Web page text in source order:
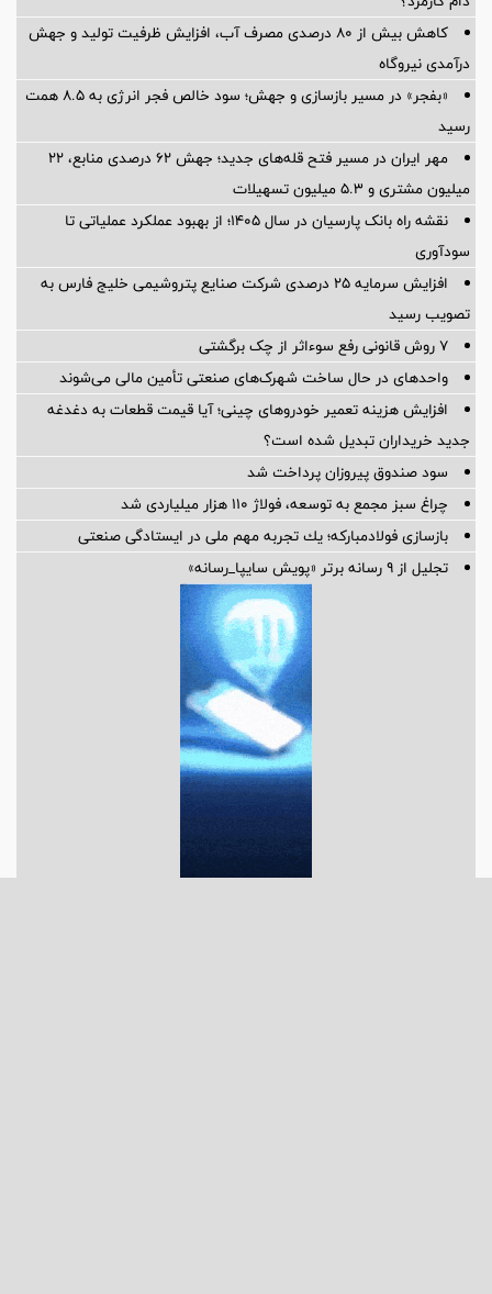
کاهش بیش از ۸۰ درصدی مصرف آب، افزایش ظرفیت تولید و جهش
درآمدی نیروگاه
«بفجر» در مسیر بازسازی و جهش؛ سود خالص فجر انرژی به ۸.۵ همت
رسید
مهر ایران در مسیر فتح قله‌های جدید؛ جهش ۶۲ درصدی منابع، ۲۲
میلیون مشتری و ۵.۳ میلیون تسهیلات
نقشه راه بانک پارسیان در سال ۱۴۰۵؛ از بهبود عملکرد عملیاتی تا
سودآوری
افزایش سرمایه ۲۵ درصدی شرکت صنایع پتروشیمی خلیج فارس به
تصویب رسید
۷ روش قانونی رفع سوء‌اثر از چک برگشتی
واحدهای در حال ساخت شهرک‌های صنعتی تأمین مالی می‌شوند
افزایش هزینه تعمیر خودروهای چینی؛ آیا قیمت قطعات به دغدغه
جدید خریداران تبدیل شده است؟
سود صندوق پیروزان پرداخت شد
چراغ سبز مجمع به توسعه، فولاژ ۱۱۰ هزار میلیاردی شد
بازسازی فولادمباركه؛ یك تجربه مهم ملی در ایستادگی صنعتی
تجلیل از ۹ رسانه برتر «پویش سایپا_رسانه»